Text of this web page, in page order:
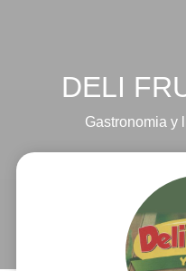
DELI
Gastronomia y